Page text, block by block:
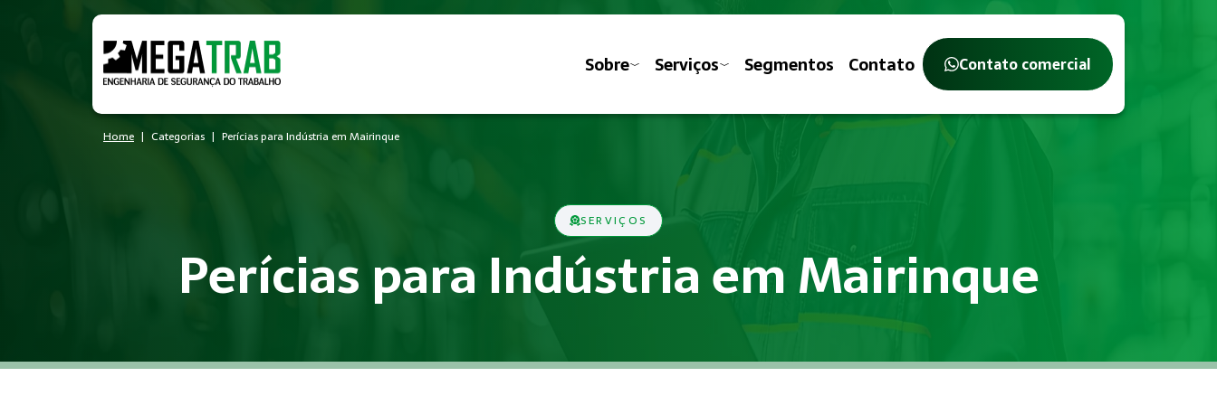
Sobre Serviços Segmentos Contato Contato comercial
Home Categorias Perícias para Indústria em Mairinque
SERVIÇOS
Perícias para Indústria em Mairinque
Perícias é um conjunto de medidas técnicas e administrativas previstas nas Normas Regulamentadoras do Ministério do Trabalho, com o objetivo de identificar, avaliar e controlar